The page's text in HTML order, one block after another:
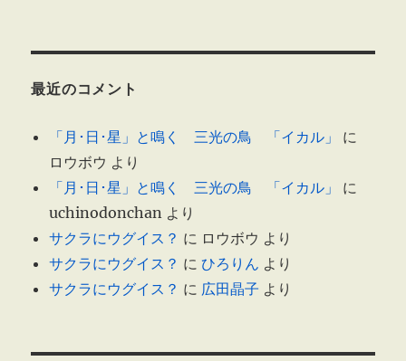
最近のコメント
「月･日･星」と鳴く 三光の鳥 「イカル」
に
ロウボウ より
「月･日･星」と鳴く 三光の鳥 「イカル」
に
uchinodonchan より
サクラにウグイス？ に ロウボウ より
サクラにウグイス？ にひろりん より
サクラにウグイス？ に 広田晶子 より